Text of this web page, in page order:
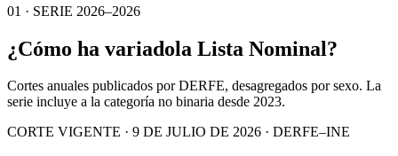
01 · SERIE 2026–2026
¿Cómo ha variadola Lista Nominal?
Cortes anuales publicados por DERFE, desagregados por sexo. La
serie incluye a la categoría no binaria desde 2023.
CORTE VIGENTE · 9 DE JULIO DE 2026 · DERFE–INE